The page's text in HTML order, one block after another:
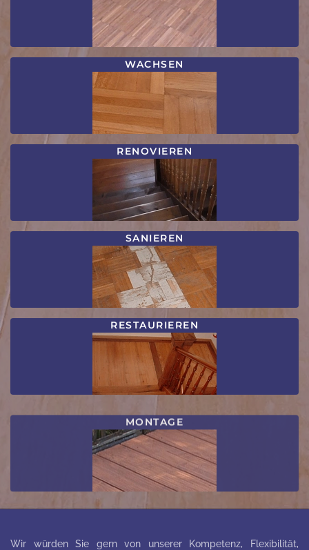
WACHSEN
RENOVIEREN
SANIEREN
RESTAURIEREN
MONTAGE
Wir würden Sie gern von unserer Kompetenz, Flexibilität,